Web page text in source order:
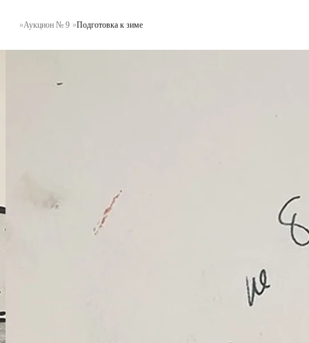
Аукцион № 9 Подготовка к зиме